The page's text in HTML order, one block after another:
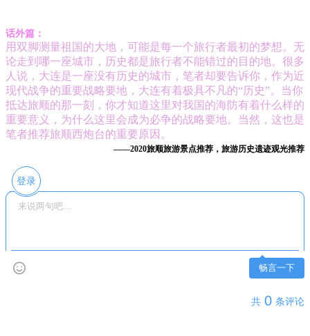
话外篇：
用双脚测量祖国的大地，可能是每一个旅行者最初的梦想。无
论走到哪一座城市，历史都是旅行者不能错过的目的地。很多
人说，大连是一座没有历史的城市，笔者却要告诉你，作为近
现代战争的重要战略要地，大连有着极具不凡的“历史”。当你
抵达旅顺的那一刻，你才知道这里对我国的海防有着什么样的
重要意义，为什么这里会成为必争的战略要地。当然，这也是
笔者推荐旅顺西炮台的重要原因。
——2020旅顺旅游景点推荐，旅游历史遗迹观光推荐
登录
畅言一下
共 0 条评论